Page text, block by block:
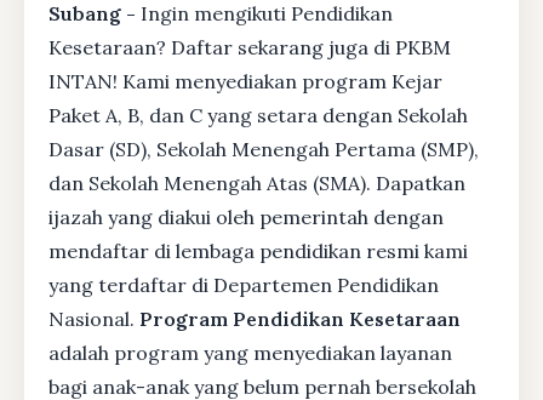
Subang - Ingin mengikuti Pendidikan
Kesetaraan? Daftar sekarang juga di PKBM
INTAN! Kami menyediakan program Kejar
Paket A, B, dan C yang setara dengan Sekolah
Dasar (SD), Sekolah Menengah Pertama (SMP),
dan Sekolah Menengah Atas (SMA). Dapatkan
ijazah yang diakui oleh pemerintah dengan
mendaftar di lembaga pendidikan resmi kami
yang terdaftar di Departemen Pendidikan
Nasional. Program Pendidikan Kesetaraan
adalah program yang menyediakan layanan
bagi anak-anak yang belum pernah bersekolah